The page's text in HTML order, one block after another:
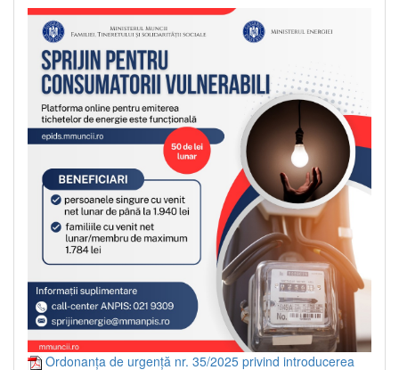
Ordonanța de urgență nr. 35/2025 privind introducerea